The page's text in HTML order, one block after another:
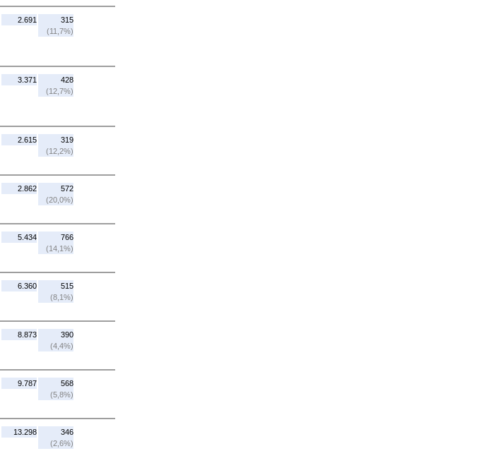
2.691
315
(11,7%)
3.371
428
(12,7%)
2.615
319
(12,2%)
2.862
572
(20,0%)
5.434
766
(14,1%)
6.360
515
(8,1%)
8.873
390
(4,4%)
9.787
568
(5,8%)
13.298
346
(2,6%)